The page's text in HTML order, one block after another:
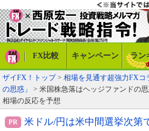
FX比較 キャンペーン ラン
ザイFX！トップ> 相場を見通す超強力FXコ
の思惑」
> 米国株急落はヘッジファンドの
相場の反応を予想
米ドル/円は米中間選挙次第